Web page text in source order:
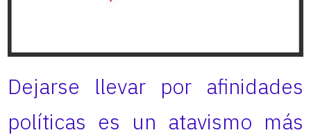
Dejarse llevar por afinidades
políticas es un atavismo más